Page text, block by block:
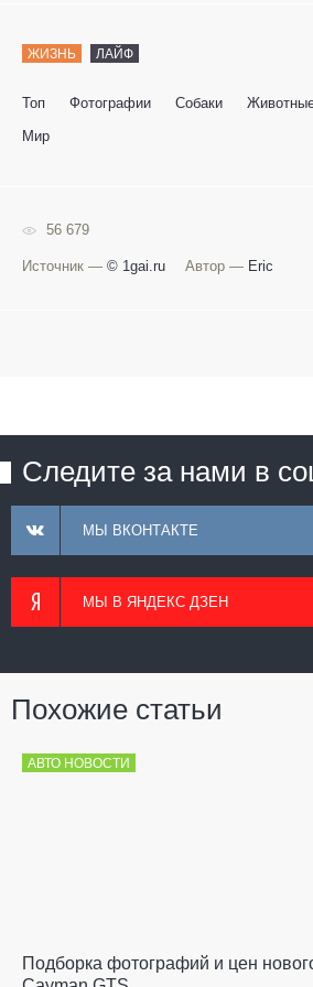
ЖИЗНЬ ЛАЙФ
Топ Фотографии Собаки
Мир
56 679
Источник — © 1gai.ru Автор — Eric
Следите за нами в
МЫ ВКОНТАКТЕ
МЫ В ЯНДЕКС ДЗЕН
Похожие статьи
АВТО НОВОСТИ
Подборка фотографий и цен